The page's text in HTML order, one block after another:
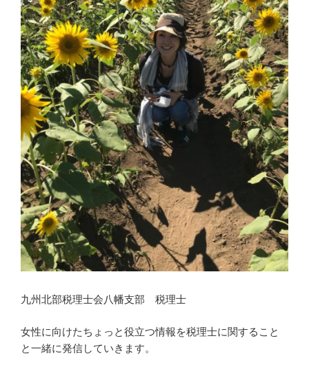
九州北部税理士会八幡支部 税理士
女性に向けたちょっと役立つ情報を税理士に関すること
と一緒に発信していきます。